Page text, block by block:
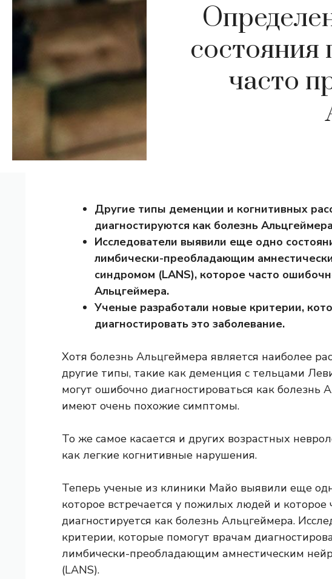
состояния
часто
Другие типы деменции и когнитивных
диагностируются как болезнь
Исследователи выявили еще одно
лимбически-преобладающим
синдромом (LANS), которое часто
Альцгеймера.
Ученые разработали новые критерии,
диагностировать это заболевание.
Хотя болезнь Альцгеймера является наиболее
другие типы, такие как деменция с тельцами
могут ошибочно диагностироваться как болезнь
имеют очень похожие симптомы.
То же самое касается и других возрастных
как легкие когнитивные нарушения.
Теперь ученые из клиники Майо выявили еще
которое встречается у пожилых людей и которое
диагностируется как болезнь Альцгеймера.
критерии, которые помогут врачам
лимбически-преобладающим амнестическим
(LANS).